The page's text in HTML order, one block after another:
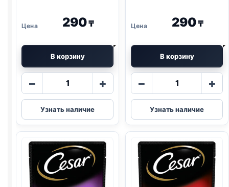
290₸
В корзину
−
Количество
CESAR
(ГОВЯДИНА,
КРОЛИК,
85г
+
Узнать наличие
290₸
В корзину
−
Количество
CESAR
(ТЕЛЯТИНА,
ОВОЩИ)
желе
85г
+
Узнать наличие